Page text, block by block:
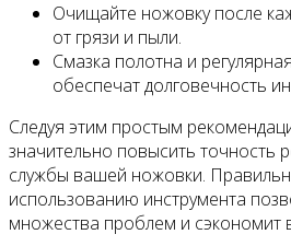
Очищайте ножовку после
от грязи и пыли.
Смазка полотна и
обеспечат долговечность
Следуя этим простым
значительно повысить точность
службы вашей ножовки.
использованию инструмента
множества проблем и сэкономит